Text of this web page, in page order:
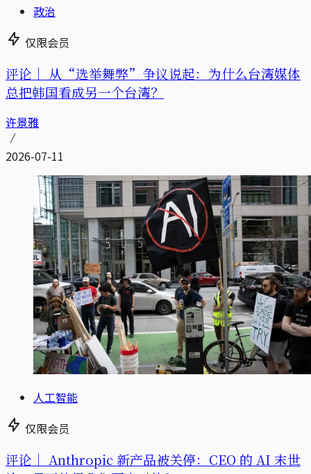
政治
仅限会员
评论｜ 从“选举舞弊”争议说起：为什么台湾媒体
总把韩国看成另一个台湾？
许景雅
2026-07-11
人工智能
仅限会员
评论｜ Anthropic 新产品被关停：CEO 的 AI 末世